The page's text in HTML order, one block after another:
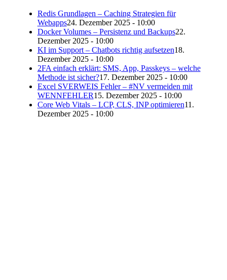
Redis Grundlagen – Caching Strategien für
Webapps24. Dezember 2025 - 10:00
Docker Volumes – Persistenz und Backups22.
Dezember 2025 - 10:00
KI im Support – Chatbots richtig aufsetzen18.
Dezember 2025 - 10:00
2FA einfach erklärt: SMS, App, Passkeys – welche
Methode ist sicher?17. Dezember 2025 - 10:00
Excel SVERWEIS Fehler – #NV vermeiden mit
WENNFEHLER15. Dezember 2025 - 10:00
Core Web Vitals – LCP, CLS, INP optimieren11.
Dezember 2025 - 10:00